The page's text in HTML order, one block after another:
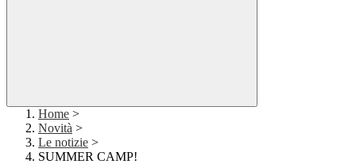
Home >
Novità >
Le notizie >
SUMMER CAMP!